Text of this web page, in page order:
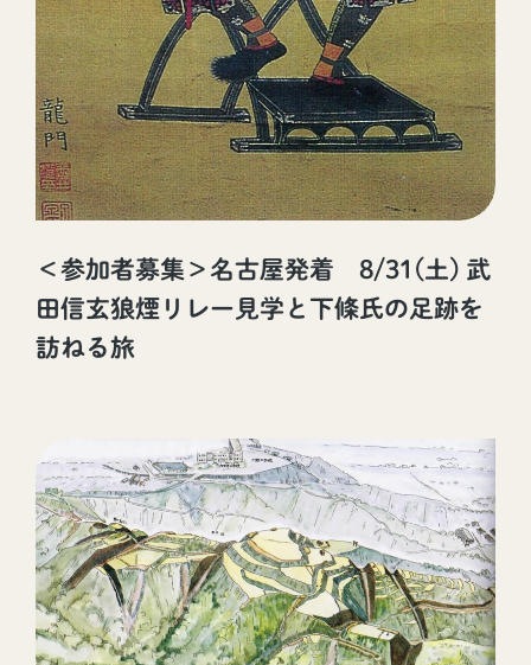
＜参加者募集＞名古屋発着 8/31(土) 武
田信玄狼煙リレー見学と下條氏の足跡を
訪ねる旅